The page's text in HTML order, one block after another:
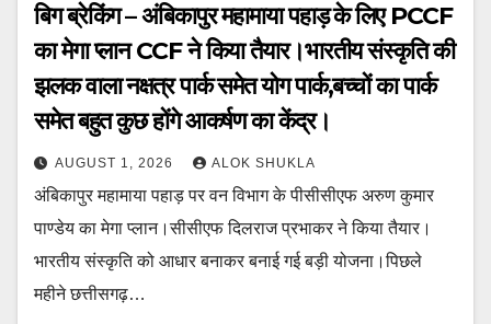
बिग ब्रेकिंग – अंबिकापुर महामाया पहाड़ के लिए PCCF
का मेगा प्लान CCF ने किया तैयार।भारतीय संस्कृति की
झलक वाला नक्षत्र पार्क समेत योग पार्क,बच्चों का पार्क
समेत बहुत कुछ होंगे आकर्षण का केंद्र।
AUGUST 1, 2026 ALOK SHUKLA
अंबिकापुर महामाया पहाड़ पर वन विभाग के पीसीसीएफ अरुण कुमार
पाण्डेय का मेगा प्लान।सीसीएफ दिलराज प्रभाकर ने किया तैयार।
भारतीय संस्कृति को आधार बनाकर बनाई गई बड़ी योजना।पिछले
महीने छत्तीसगढ़…